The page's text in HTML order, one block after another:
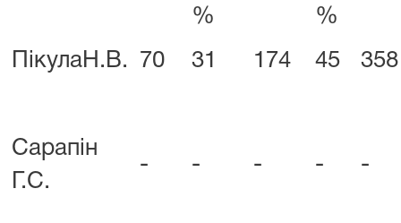
%
%
ПікулаН.В. 70 31 174 45 358
Сарапін
Г.С.
- - - - -